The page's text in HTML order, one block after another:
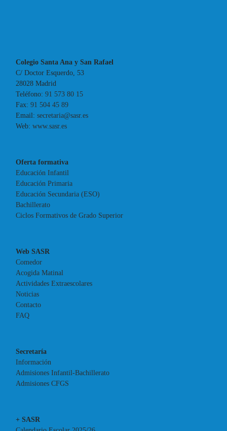
Colegio Santa Ana y San Rafael
C/ Doctor Esquerdo, 53
28028 Madrid
Teléfono:91 573 80 15
Fax:91 504 45 89
Email:secretaria@sasr.es
Web:www.sasr.es
Oferta formativa
Educación Infantil
Educación Primaria
Educación Secundaria (ESO)
Bachillerato
Ciclos Formativos de Grado Superior
Web SASR
Comedor
Acogida Matinal
Actividades Extraescolares
Noticias
Contacto
FAQ
Secretaría
Información
Admisiones Infantil-Bachillerato
Admisiones CFGS
+ SASR